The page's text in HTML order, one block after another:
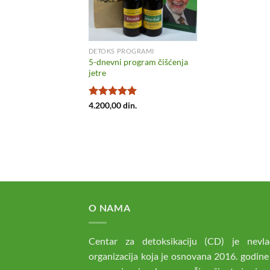
DETOKS PROGRAMI
5-dnevni program čišćenja
jetre
Ocenjeno
4.200,00din.
O NAMA
Centar za detoksikaciju (CD) je
organizacija koja je osnovana 2016.